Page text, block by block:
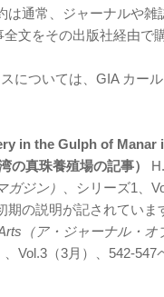
は通常、ジャーナルや
文をその出版社経由で
については、GIA カー
in the Gulph of Manar
の真珠養殖場の記事）
ジン）
、シリーズ1、
期の説明が記されていま
（ア・ジャーナル・
、Vol.3（3月）、542-